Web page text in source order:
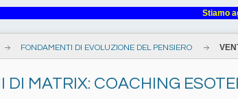
Stiamo
FONDAMENTI DI EVOLUZIONE DEL PENSIERO
DI MATRIX: COACHING